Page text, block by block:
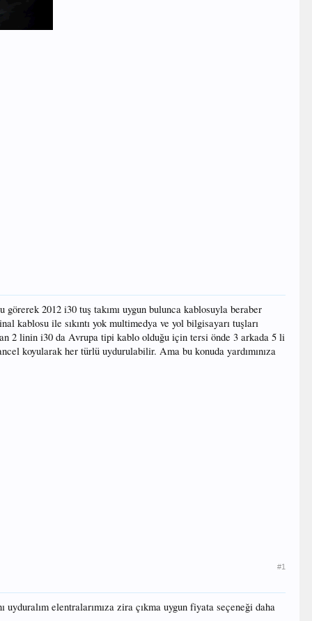
2012 i30 tuş takımı uygun bulunca kablosuyla beraber
kablosu ile sıkıntı yok multimedya ve yol bilgisayarı tuşları
2 linin i30 da Avrupa tipi kablo olduğu için tersi önde 3 arkada 5 li
koyularak her türlü uydurulabilir. Ama bu konuda yardımınıza
#1
elentralarımıza zira çıkma uygun fiyata seçeneği daha